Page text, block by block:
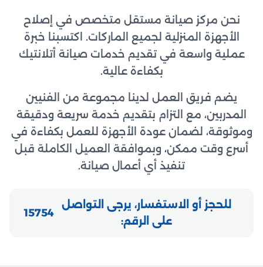
نحن مركز صيانة مستقل متخصص في إصلاح
الأجهزة المنزلية لجميع الماركات. اكتسبنا خبرة
عملية واسعة في تقديم خدمات صيانة أتلانتيك
بكفاءة عالية.
يضم فريق العمل لدينا مجموعة من الفنيين
المدربين، مع التزام بتقديم خدمة سريعة ودقيقة
وموثوقة، لضمان عودة الأجهزة للعمل بكفاءة في
أسرع وقت ممكن، وبموافقة العميل الكاملة قبل
تنفيذ أي أعمال صيانة.
للحجز أو الاستفسار، يرجى التواصل
على الرقم:
15754